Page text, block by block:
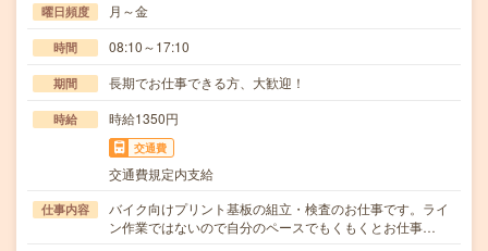
曜日頻度 月～金
時間 08:10～17:10
期間 長期でお仕事できる方、大歓迎！
時給 時給1350円
交通費
交通費規定内支給
仕事内容
バイク向けプリント基板の組立・検査のお仕事です。ライ
ン作業ではないので自分のペースでもくもくとお仕事…